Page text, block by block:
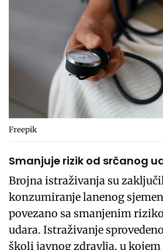
Freepik
Smanjuje rizik od srčanog
Brojna istraživanja su
konzumiranje lanenog
povezano sa smanjenim
udara. Istraživanje
školi javnog zdravlja, u kojem